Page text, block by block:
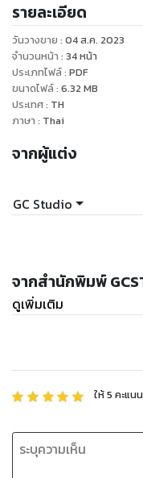
ปกครองได้อ่านตามเพื่อ
ประกอบแสนน่ารักที่เป็น
ประยุกต์ใช้จริงในชีวิตประ
มาเรียนรู้และสนุกไปด้วย
รายละเอียด
วันวางขาย : 04 ส.ค. 2023
จำนวนหน้า : 34หน้า
ประเภทไฟล์: PDF
ขนาดไฟล์: 6.32 MB
ประเทศ: TH
ภาษา : Thai
จากผู้แต่ง
GC Studio
จากสำนักพิมพ์
ดูเพิ่มเติม
ให้5 คะแนน